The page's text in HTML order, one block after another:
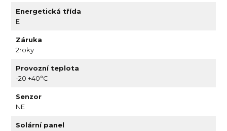
Energetická třída
E
Záruka
2roky
Provozní teplota
-20 +40°C
Senzor
NE
Solární panel